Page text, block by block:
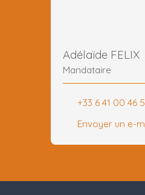
Adélaïde FELIX
Mandataire
+33 6 41 00 46
Envoyer un e-